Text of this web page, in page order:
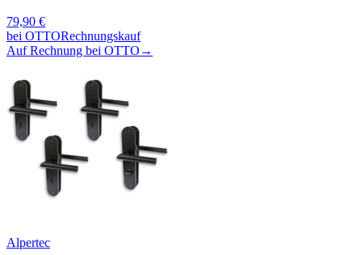
79,90 €
bei OTTORechnungskauf
Auf Rechnung bei OTTO →
Alpertec